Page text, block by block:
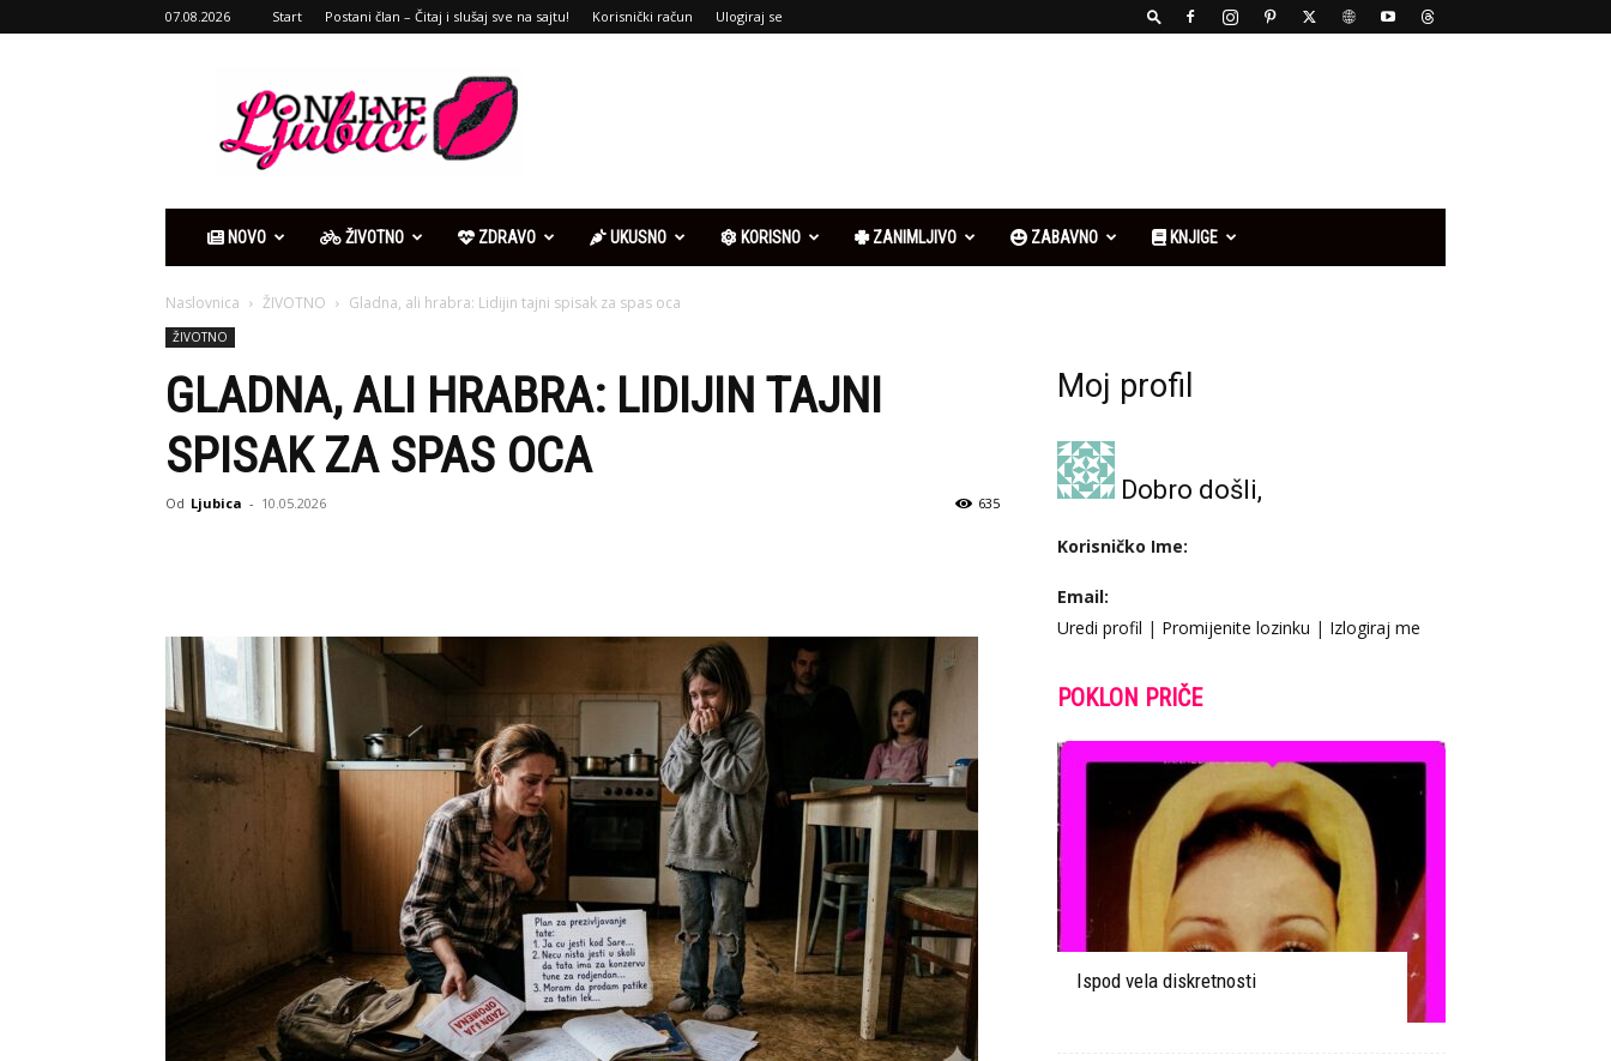
07.08.2026 Start Postani član – Čitaj i slušaj sve na sajtu! Korisnički račun Ulogiraj se
online
NOVO ŽIVOTNO ZDRAVO UKUSNO KORISNO ZANIMLJIVO ZABAVNO KNJIGE
Naslovnica ŽIVOTNO Gladna, ali hrabra: Lidijin tajni spisak za spas oca
ŽIVOTNO
GLADNA, ALI HRABRA: LIDIJIN TAJNI
SPISAK ZA SPAS OCA
Od Ljubica - 10.05.2026 635
Moj profil
Dobro došli,
Korisničko Ime:
Email:
Uredi profil | Promijenite lozinku | Izlogiraj me
POKLON PRIČE
Ispod vela diskretnosti